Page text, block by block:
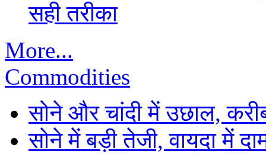
सही तरीका
More...
Commodities
सोने और चांदी में उछाल,
सोने में बड़ी तेजी, वायदा में